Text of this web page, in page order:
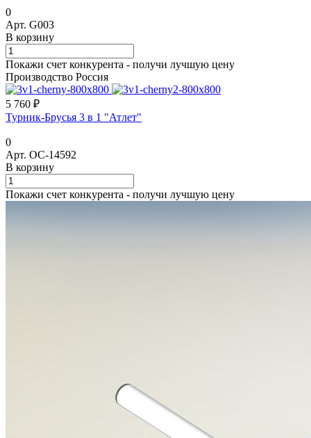
0
Арт. G003
В корзину
Покажи счет конкурента - получи лучшую цену
Производство Россия
5 760 ₽
Турник-Брусья 3 в 1 "Атлет"
0
Арт. ОС-14592
В корзину
Покажи счет конкурента - получи лучшую цену